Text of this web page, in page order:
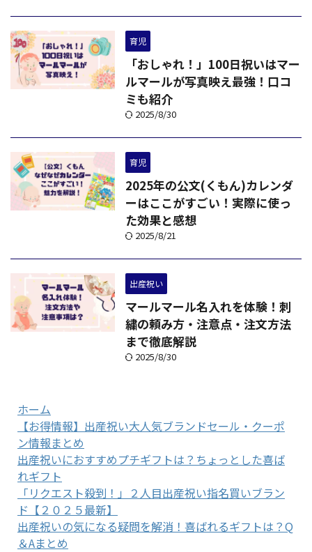
育児
「おしゃれ！」100日祝いはマー
ルマールが写真映え最強！口コ
ミも紹介
2025/8/30
育児
2025年の公文(くもん)カレンダ
ーはここがすごい！実際に使っ
た効果と感想
2025/8/21
出産祝い
マールマール名入れを体験！刺
繍の頼み方・注意点・注文方法
まで徹底解説
2025/8/30
ホーム
【お得情報】出産祝い大人気ブランドセール・クーポ
ン情報まとめ
出産祝いにおすすめプチギフトは？ちょっとした喜ば
れギフト
「リクエスト殺到！」２人目出産祝い指名買いブラン
ド【２０２５最新】
出産祝いの気になる疑問を解消！喜ばれるギフトは？Q
＆Aまとめ